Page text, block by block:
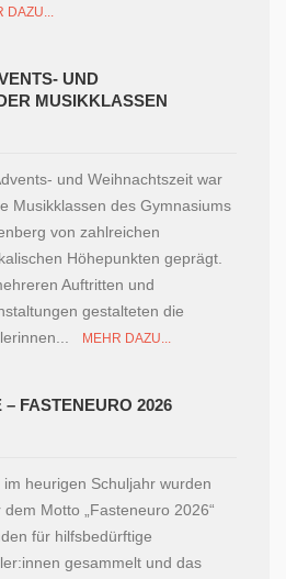
DAZU...
UND
MUSIKKLASSEN
und Weihnachtszeit war
Musikklassen des Gymnasiums
von zahlreichen
Höhepunkten geprägt.
Auftritten und
gestalteten die
MEHR DAZU...
FASTENEURO 2026
im heurigen Schuljahr wurden
dem Motto „Fasteneuro 2026“
für hilfsbedürftige
gesammelt und das